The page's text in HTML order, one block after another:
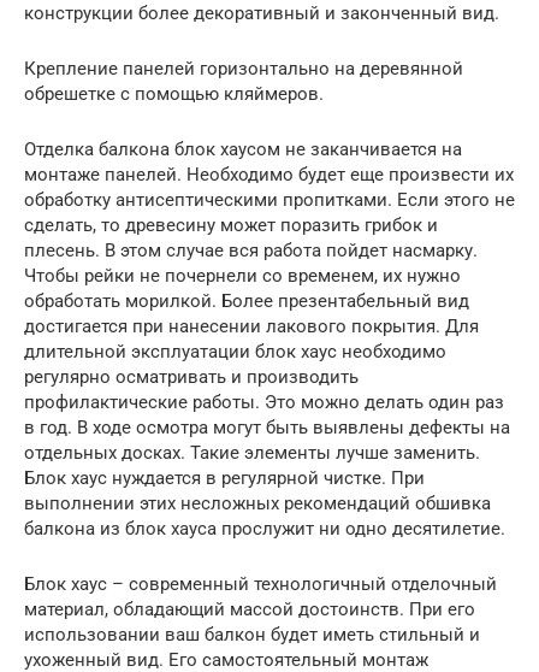
конструкции более декоративный и законченный вид.
Крепление панелей горизонтально на деревянной
обрешетке с помощью кляймеров.
Отделка балкона блок хаусом не заканчивается на
монтаже панелей. Необходимо будет еще произвести их
обработку антисептическими пропитками. Если этого не
сделать, то древесину может поразить грибок и
плесень. В этом случае вся работа пойдет насмарку.
Чтобы рейки не почернели со временем, их нужно
обработать морилкой. Более презентабельный вид
достигается при нанесении лакового покрытия. Для
длительной эксплуатации блок хаус необходимо
регулярно осматривать и производить
профилактические работы. Это можно делать один раз
в год. В ходе осмотра могут быть выявлены дефекты на
отдельных досках. Такие элементы лучше заменить.
Блок хаус нуждается в регулярной чистке. При
выполнении этих несложных рекомендаций обшивка
балкона из блок хауса прослужит ни одно десятилетие.
Блок хаус – современный технологичный отделочный
материал, обладающий массой достоинств. При его
использовании ваш балкон будет иметь стильный и
ухоженный вид. Его самостоятельный монтаж